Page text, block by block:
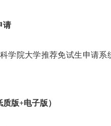
申请
学院大学推荐免试生申请
纸质版+电子版）